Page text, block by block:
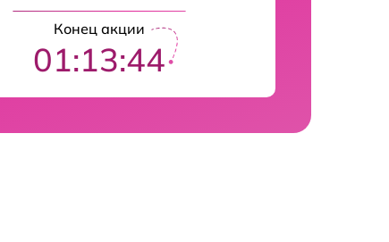
Конец акции
01:13:43